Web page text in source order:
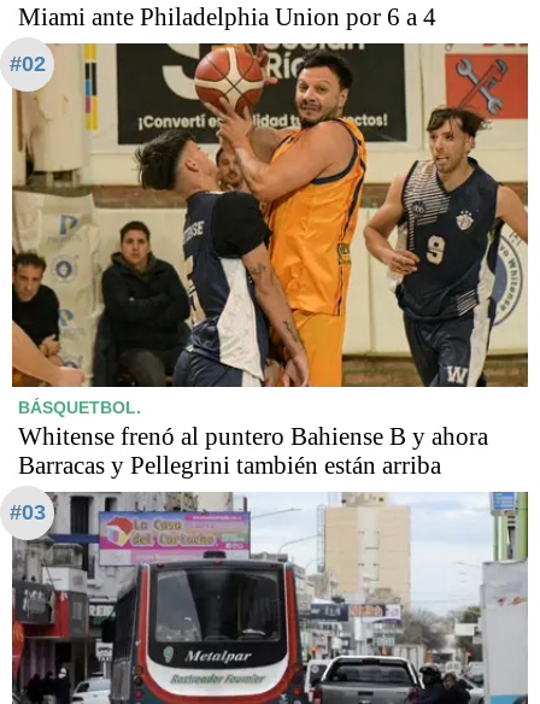
Miami ante Philadelphia Union por 6 a 4
#02
BÁSQUETBOL.
Whitense frenó al puntero Bahiense B y ahora
Barracas y Pellegrini también están arriba
#03